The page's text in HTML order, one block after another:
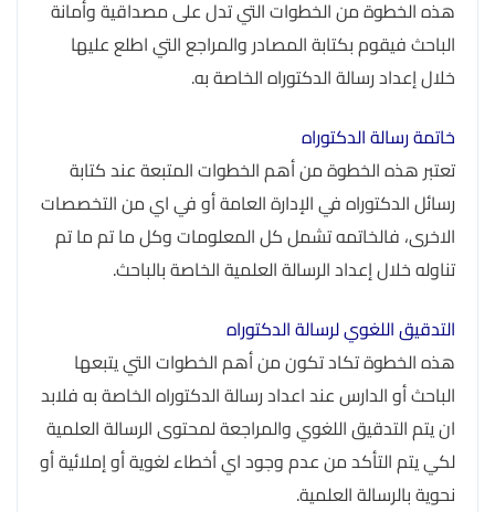
هذه الخطوة من الخطوات التي تدل على مصداقية وأمانة
الباحث فيقوم بكتابة المصادر والمراجع التي اطلع عليها
خلال إعداد رسالة الدكتوراه الخاصة به.
خاتمة رسالة الدكتوراه
تعتبر هذه الخطوة من أهم الخطوات المتبعة عند كتابة
رسائل الدكتوراه في الإدارة العامة أو في اي من التخصصات
الاخرى، فالخاتمه تشمل كل المعلومات وكل ما تم ما تم
تناوله خلال إعداد الرسالة العلمية الخاصة بالباحث.
التدقيق اللغوي لرسالة الدكتوراه
هذه الخطوة تكاد تكون من أهم الخطوات التي يتبعها
الباحث أو الدارس عند اعداد رسالة الدكتوراه الخاصة به فلابد
ان يتم التدقيق اللغوي والمراجعة لمحتوى الرسالة العلمية
لكي يتم التأكد من عدم وجود اي أخطاء لغوية أو إملائية أو
نحوية بالرسالة العلمية.